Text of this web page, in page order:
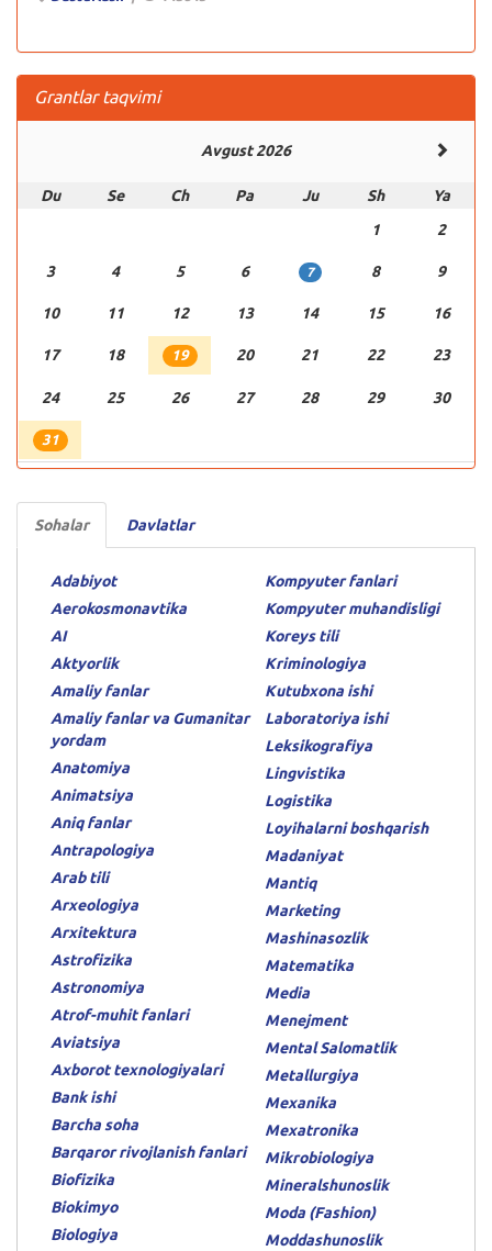
Grantlar taqvimi
Avgust 2026
Du Se Ch Pa Ju Sh
Ya
1
2
3 4 5 6 7 8 9
10 11 12 13 14 15 16
17 18 19 20 21 22 23
24 25 26 27 28 29 30
31
Sohalar Davlatlar
Adabiyot
Aerokosmonavtika
AI
Aktyorlik
Amaliy fanlar
Amaliy fanlar va Gumanitar
yordam
Anatomiya
Animatsiya
Aniq fanlar
Antrapologiya
Arab tili
Arxeologiya
Arxitektura
Astrofizika
Astronomiya
Atrof-muhit fanlari
Aviatsiya
Axborot texnologiyalari
Bank ishi
Barcha soha
Barqaror rivojlanish fanlari
Biofizika
Biokimyo
Biologiya
Kompyuter fanlari
Kompyuter muhandisligi
Koreys tili
Kriminologiya
Kutubxona ishi
Laboratoriya ishi
Leksikografiya
Lingvistika
Logistika
Loyihalarni boshqarish
Madaniyat
Mantiq
Marketing
Mashinasozlik
Matematika
Media
Menejment
Mental Salomatlik
Metallurgiya
Mexanika
Mexatronika
Mikrobiologiya
Mineralshunoslik
Moda (Fashion)
Moddashunoslik